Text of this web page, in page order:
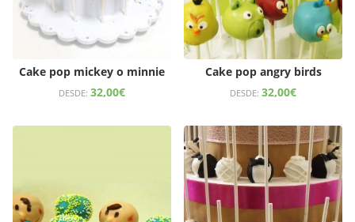
Cake pop mickey o minnie
DESDE: 32,00€
Cake pop angry birds
DESDE: 32,00€